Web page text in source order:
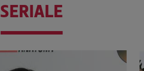
SERIALE